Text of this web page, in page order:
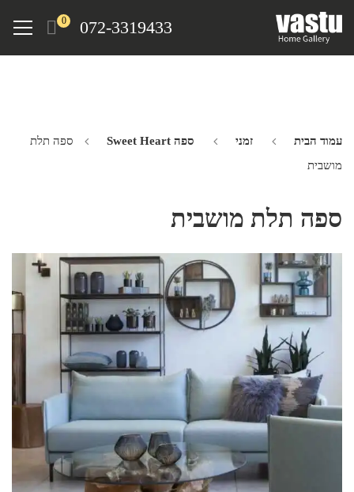
072-3319433
0
Menu
עמוד הבית זמני ספה Sweet Heart
ספה תלת
מושבית
ספה תלת מושבית